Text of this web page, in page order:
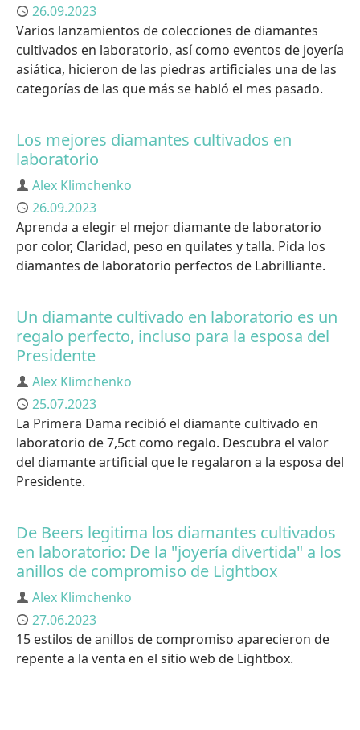
Publicado
26.09.2023
Varios lanzamientos de colecciones de diamantes
cultivados en laboratorio, así como eventos de joyería
asiática, hicieron de las piedras artificiales una de las
categorías de las que más se habló el mes pasado.
Los mejores diamantes cultivados en
laboratorio
Autor
Alex Klimchenko
Publicado
26.09.2023
Aprenda a elegir el mejor diamante de laboratorio
por color, Claridad, peso en quilates y talla. Pida los
diamantes de laboratorio perfectos de Labrilliante.
Un diamante cultivado en laboratorio es un
regalo perfecto, incluso para la esposa del
Presidente
Autor
Alex Klimchenko
Publicado
25.07.2023
La Primera Dama recibió el diamante cultivado en
laboratorio de 7,5ct como regalo. Descubra el valor
del diamante artificial que le regalaron a la esposa del
Presidente.
De Beers legitima los diamantes cultivados
en laboratorio: De la "joyería divertida" a los
anillos de compromiso de Lightbox
Autor
Alex Klimchenko
Publicado
27.06.2023
15 estilos de anillos de compromiso aparecieron de
repente a la venta en el sitio web de Lightbox.